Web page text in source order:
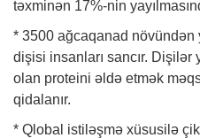
təxminən 17%-nin
* 3500 ağcaqanad növündən
dişisi insanları sancır. Dişilər
olan proteini əldə etmək
qidalanır.
* Qlobal istiləşmə xüsusilə